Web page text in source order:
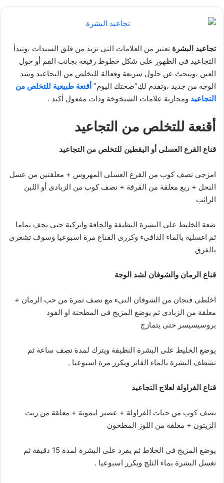
تجاعيد البشرة تعتبر من العلامات التى تزيد من قلق السيدات ،وتبدأ
التجاعيد فى الظهور على شكل خطوط رفيعة بجانب الفم أو حول
العين ،وتبحث عن حلول سريعة وفعالة للتخلص من التجاعيد وشد
الوجة من جديد ،وتقدم لكِ”صحتك اليوم” أقنعة طبيعية للتخلص من
التجاعيد ومحاربة علامات الشيخوخة وذات مفعول أكيد .
أقنعة للتخلص من التجاعيد
قناع القرع العسلى أو اليقطين للتخلص من التجاعيد
امزجى نصف كوب من القرع العسلى المهروس + معلقتين من عسل
النحل + ربع معلقة من القرفة + نصف كوب من الزبادى أو اللبن
الرائب
ضعة الخليط على البشرة النظيفة والجافة واتركية حتى يجف تماما
ثم اغسلية بالماء الدافىء وكررى القناع مرة اسبوعيا وسوف تشعرى
بالفرق
قناع الرمان والشوفان لشد الوجة
اخلطى فنجان من الشوفان النىء مع نصف ثمرة من حب الرمان +
معلقة من الزبادى ثم يوضع المزيج فى المطحنة او الفود
بروسيسيسر حتى يتمازج
يوضع الخليط على البشرة النظيفة ويترك لمدة نصف ساعة ثم
تشطف البشرة بالماء الفاتر ويكرر مرة اسبوعيا .
قناع الفراولة لعلاج التجاعيد
نصف كوب من حبات الفراولة + عصير ليمونة + معلقة من زيت
الزيتون + معلقة من اللوز المطحون
يوضع المزيج فى الخلاط ثم يفرد على البشرة لمدة 15 دقيقة ثم
تغسل البشرة بماء الثلج ويكرر اسبوعيا .